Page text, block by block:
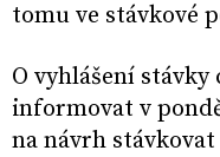
tomu ve stávkové
O vyhlášení
informovat v
na návrh